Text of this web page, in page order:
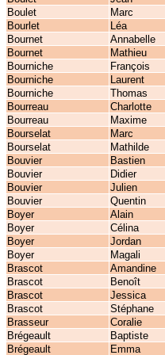
Boulet
Marc
Bourlet
Léa
Bournet
Annabelle
Bournet
Mathieu
Bourniche
François
Bourniche
Laurent
Bourniche
Thomas
Bourreau
Charlotte
Bourreau
Maxime
Bourselat
Marc
Bourselat
Mathilde
Bouvier
Bastien
Bouvier
Didier
Bouvier
Julien
Bouvier
Quentin
Boyer
Alain
Boyer
Célina
Boyer
Jordan
Boyer
Magali
Brascot
Amandine
Brascot
Benoît
Brascot
Jessica
Brascot
Stéphane
Brasseur
Coralie
Brégeault
Baptiste
Brégeault
Emma